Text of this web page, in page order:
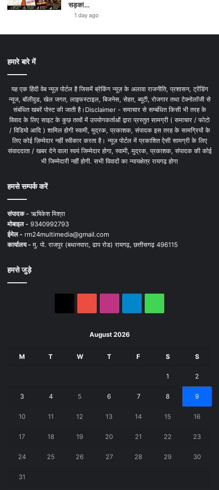
सड़क!…
1 day ago
हमारे बारे में
यह एक हिंदी वेब न्यूज़ पोर्टल है जिसमें ब्रेकिंग न्यूज़ के अलावा राजनीति, प्रशासन, ट्रेंडिंग
न्यूज, बॉलीवुड, खेल जगत, लाइफस्टाइल, बिजनेस, सेहत, ब्यूटी, रोजगार तथा टेक्नोलॉजी से
संबंधित खबरें पोस्ट की जाती है।Disclaimer - समाचार से सम्बंधित किसी भी तरह के
विवाद के लिए साइट के कुछ तत्वों में उपयोगकर्ताओं द्वारा प्रस्तुत सामग्री ( समाचार / फोटो
/ विडियो आदि ) शामिल होगी स्वामी, मुद्रक, प्रकाशक, संपादक इस तरह के सामग्रियों के
लिए कोई ज़िम्मेदार नहीं स्वीकार करता है। न्यूज़ पोर्टल में प्रकाशित ऐसी सामग्री के लिए
संवाददाता / खबर देने वाला स्वयं जिम्मेदार होगा, स्वामी, मुद्रक, प्रकाशक, संपादक की कोई
भी जिम्मेदारी नहीं होगी. सभी विवादों का न्यायक्षेत्र रायगढ़ होगा
हमसे सम्पर्क करें
संपादक -ऋषिकेश मिश्रा
मोबाइल - 9340992793
ईमेल - rm24multimedia@gmail.com
कार्यालय -मु. पो. राजपुर (बथानपारा, ढाप रोड) रायगढ़, छत्तीसगढ़ 496115
हमसे जुड़े
August 2026
M T W T F S S
1 2
3 4 5 6 7 8 9
10 11 12 13 14 15 16
17 18 19 20 21 22 23
24 25 26 27 28 29 30
31